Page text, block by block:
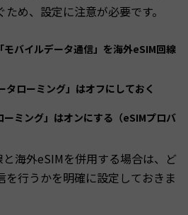
め、設定に注意が必要です。
バイルデータ通信」を海外eSIM回線
タローミング」はオフにしておく
ミング」はオンにする（eSIMプロバ
海外eSIMを併用する場合は、ど
を行うかを明確に設定しておきま